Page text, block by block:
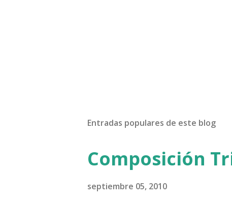
Entradas populares de este blog
Composición
septiembre 05, 2010